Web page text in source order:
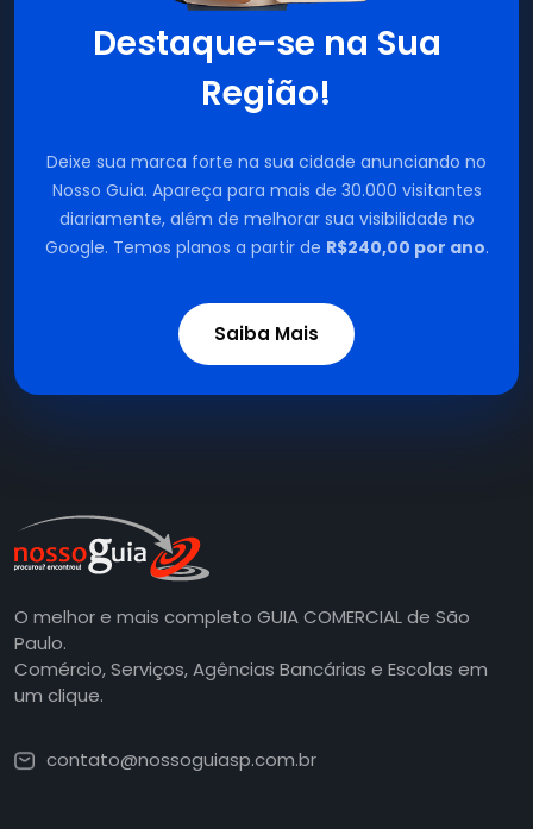
Destaque-se na Sua
Região!
Deixe sua marca forte na sua cidade anunciando no
Nosso Guia. Apareça para mais de 30.000 visitantes
diariamente, além de melhorar sua visibilidade no
Google. Temos planos a partir de R$240,00 por ano.
Saiba Mais
O melhor e mais completo GUIA COMERCIAL de São
Paulo.
Comércio, Serviços, Agências Bancárias e Escolas em
um clique.
contato@nossoguiasp.com.br